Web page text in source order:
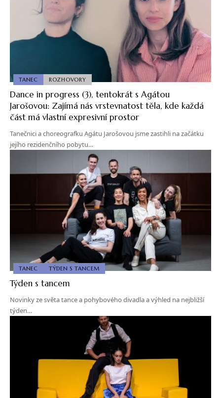
TANEC ROZHOVORY
Dance in progress (3), tentokrát s Agátou
Jarošovou: Zajímá nás vrstevnatost těla, kde každá
část má vlastní expresivní prostor
Tanečnici a choreografku Agátu Jarošovou jsme zastihli na začátku
jejího rezidenčního pobytu…
TANEC TÝDEN S TANCEM
Týden s tancem
Novinky ze světa tance a pohybového divadla a výhled na nejbližší
týden…